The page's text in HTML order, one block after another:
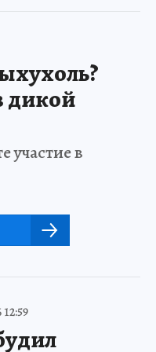
дикой
участие в